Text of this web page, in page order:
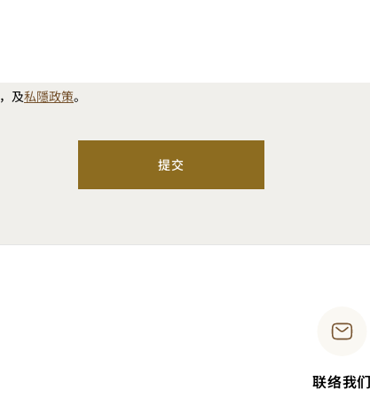
，及私隱政策。
提交
联络我